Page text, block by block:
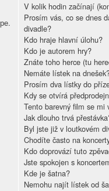
V kolik hodin začínají
Prosím vás, co se dnes
divadle?
Kdo hraje hlavní úlohu?
Kdo je autorem hry?
Znáte toho herce (tu
Nemáte lístek na
Prosím dva lístky do
Kdy se otvírá
Tento barevný film se mi
Jak dlouho trvá
Byl jste již v loutkovém
Chodíte často na
Kdo doprovází tuto
Jste spokojen s
Kde je šatna?
Nemohu najít lístek od